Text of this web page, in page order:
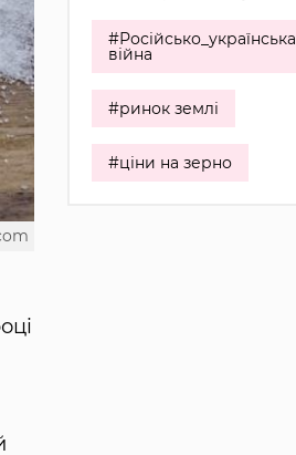
#Російсько_українська
війна
#ринок землі
#ціни на зерно